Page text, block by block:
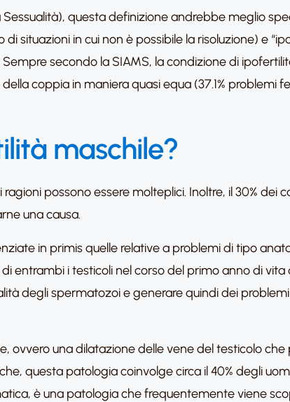
questa definizione andrebbe meglio
situazioni in cui non è possibile la risoluzione) e
secondo la SIAMS, la condizione di
coppia in maniera quasi equa (37.1% problemi
maschile?
possono essere molteplici. Inoltre, il 30% dei
una causa.
in primis quelle relative a problemi di tipo
entrambi i testicoli nel corso del primo anno di vita
degli spermatozoi e generare quindi dei
ovvero una dilatazione delle vene del testicolo
questa patologia coinvolge circa il 40% degli
è una patologia che frequentemente viene